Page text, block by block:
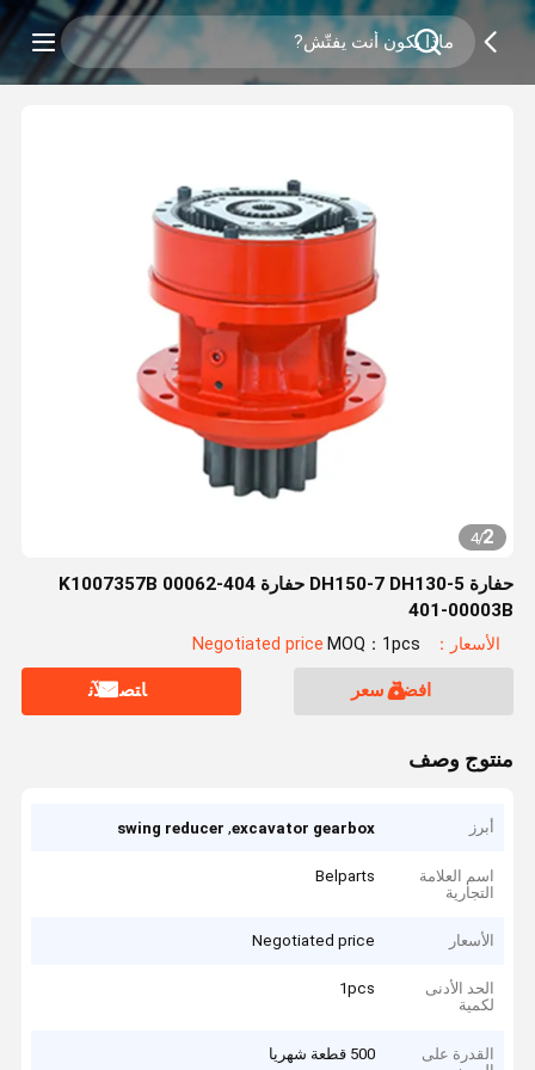
2
/
4
حفارة DH150-7 DH130-5 حفارة 404-00062 K1007357B
401-00003B
الأسعار：Negotiated price MOQ：1pcs
افضل سعر ﺎﺘﺼﻟ ﺍﻶﻧ
منتوج وصف
أبرز excavator gearbox
,
swing reducer
اسم العلامة
التجارية
Belparts
الأسعار Negotiated price
الحد الأدنى
لكمية
1pcs
القدرة على
500 قطعة شهريا